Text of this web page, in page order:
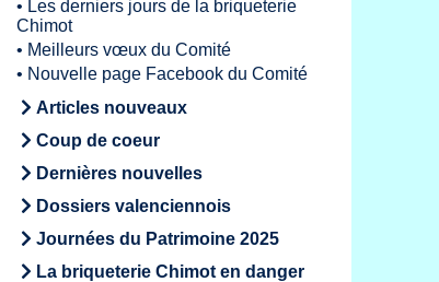
• Les derniers jours de la briqueterie
Chimot
• Meilleurs vœux du Comité
• Nouvelle page Facebook du Comité
Articles nouveaux
Coup de coeur
Dernières nouvelles
Dossiers valenciennois
Journées du Patrimoine 2025
La briqueterie Chimot en danger